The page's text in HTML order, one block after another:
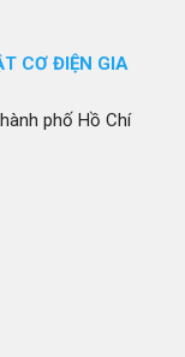
CƠ ĐIỆN GIA
phố Hồ Chí